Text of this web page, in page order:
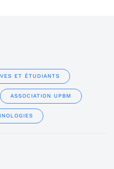
ET ÉTUDIANTS
ASSOCIATION UPBM